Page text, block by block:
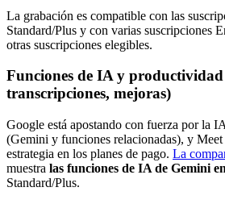
La grabación es compatible con las
Standard/Plus y con varias suscripciones
otras suscripciones elegibles.
Funciones de IA y productividad
transcripciones, mejoras)
Google está apostando con fuerza por la
(Gemini y funciones relacionadas), y Meet
estrategia en los planes de pago. La
muestra las funciones de IA de Gemini
Standard/Plus.